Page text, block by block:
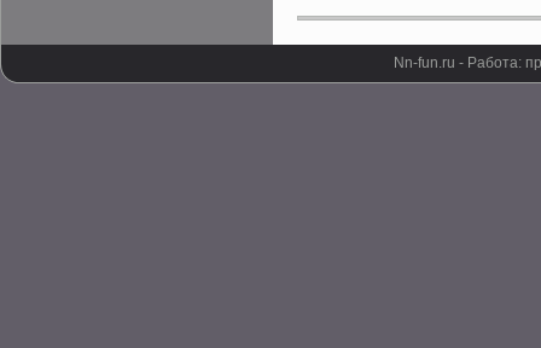
Nn-fun.ru - Работа: